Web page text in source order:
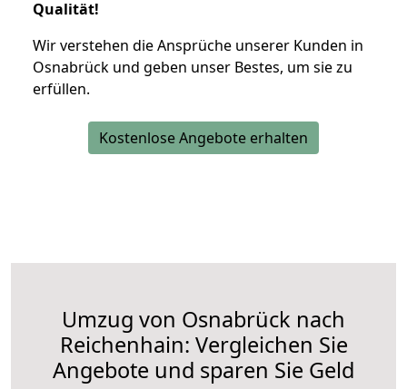
Qualität!
Wir verstehen die Ansprüche unserer Kunden in
Osnabrück und geben unser Bestes, um sie zu
erfüllen.
Kostenlose Angebote erhalten
Umzug von Osnabrück nach
Reichenhain: Vergleichen Sie
Angebote und sparen Sie Geld